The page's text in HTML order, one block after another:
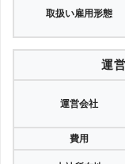
取扱い雇用形態
運
運営会社
費用